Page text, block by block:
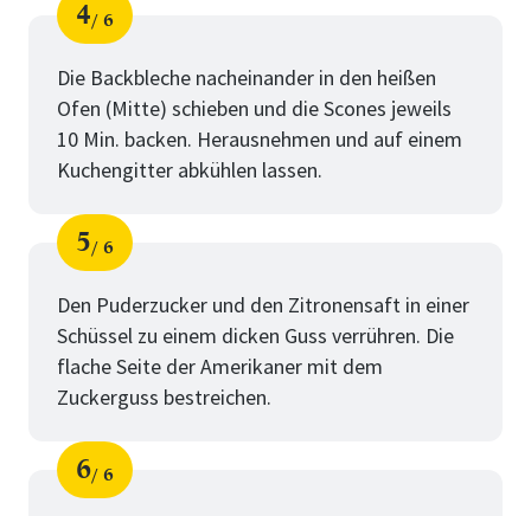
Schritt
4
von
6
Die Backbleche nacheinander in den heißen
Ofen (Mitte) schieben und die Scones jeweils
10 Min. backen. Herausnehmen und auf einem
Kuchengitter abkühlen lassen.
Schritt
5
von
6
Den Puderzucker und den Zitronensaft in einer
Schüssel zu einem dicken Guss verrühren. Die
flache Seite der Amerikaner mit dem
Zuckerguss bestreichen.
Schritt
6
von
6